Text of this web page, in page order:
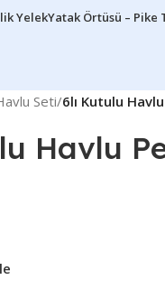
YelekYatak Örtüsü – Pike
Seti/6lı Kutulu
Havlu